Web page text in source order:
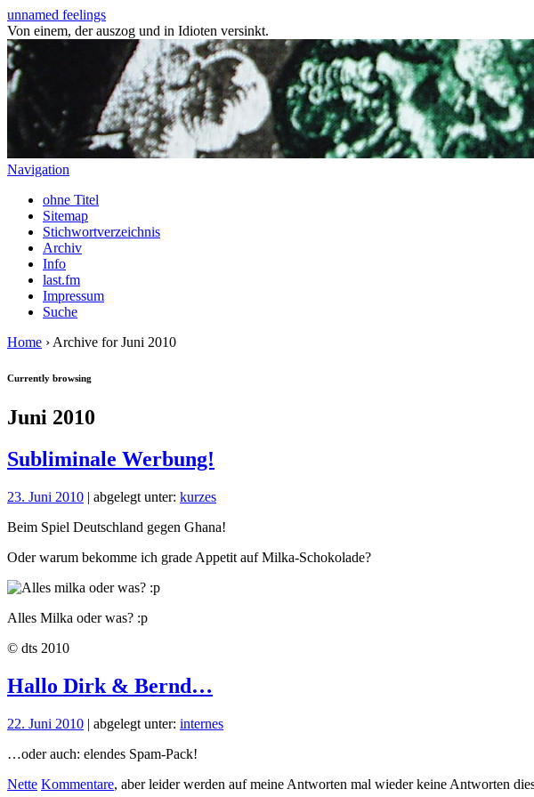
unnamed feelings
Von einem, der auszog und in Idioten versinkt.
Navigation
ohne Titel
Sitemap
Stichwortverzeichnis
Archiv
Info
last.fm
Impressum
Suche
Home › Archive for Juni 2010
Currently browsing
Juni 2010
Subliminale Werbung!
23. Juni 2010 | abgelegt unter: kurzes
Beim Spiel Deutschland gegen Ghana!
Oder warum bekomme ich grade Appetit auf Milka-Schokolade?
Alles Milka oder was? :p
© dts 2010
Hallo Dirk & Bernd…
22. Juni 2010 | abgelegt unter: internes
…oder auch: elendes Spam-Pack!
Nette Kommentare, aber leider werden auf meine Antworten mal wieder keine Antworten